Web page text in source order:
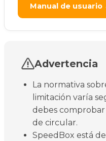
Manual de usuario
Advertencia
La normativa
limitación varía
debes
de circular.
SpeedBox está